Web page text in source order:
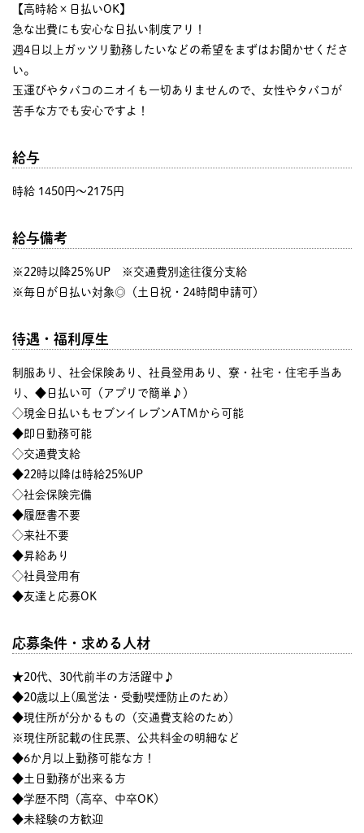
【高時給×日払いOK】
急な出費にも安心な日払い制度アリ！
週4日以上ガッツリ勤務したいなどの希望をまずはお聞かせくださ
い。
玉運びやタバコのニオイも一切ありませんので、女性やタバコが
苦手な方でも安心ですよ！
給与
時給 1450円〜2175円
給与備考
※22時以降25％UP ※交通費別途往復分支給
※毎日が日払い対象◎（土日祝・24時間申請可）
待遇・福利厚生
制服あり、社会保険あり、社員登用あり、寮・社宅・住宅手当あ
り、◆日払い可（アプリで簡単♪）
◇現金日払いもセブンイレブンATMから可能
◆即日勤務可能
◇交通費支給
◆22時以降は時給25%UP
◇社会保険完備
◆履歴書不要
◇来社不要
◆昇給あり
◇社員登用有
◆友達と応募OK
応募条件・求める人材
★20代、30代前半の方活躍中♪
◆20歳以上(風営法・受動喫煙防止のため)
◆現住所が分かるもの（交通費支給のため）
※現住所記載の住民票、公共料金の明細など
◆6か月以上勤務可能な方！
◆土日勤務が出来る方
◆学歴不問（高卒、中卒OK）
◆未経験の方歓迎